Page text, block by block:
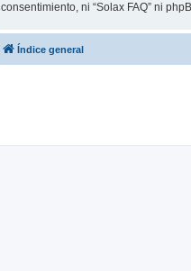
consentimiento, ni “Solax FAQ” ni
Índice general